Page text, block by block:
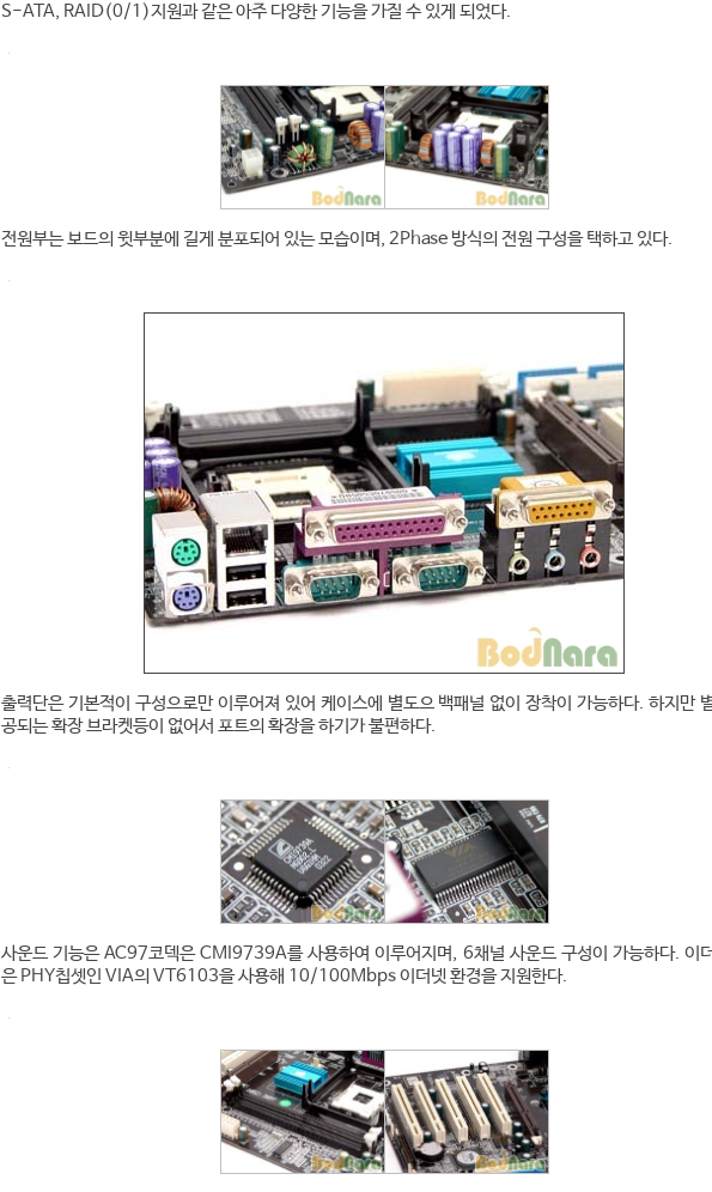
S-ATA, RAID(0/1)지원과 같은 아주 다양한 기능을 가질 수 있게 되었다.
전원부는 보드의 윗부분에 길게 분포되어 있는 모습이며, 2Phase 방식의 전원 구성을 택하고 있다.
출력단은 기본적이 구성으로만 이루어져 있어 케이스에 별도으 백패널 없이 장착이 가능하다. 하지만
공되는 확장 브라켓등이 없어서 포트의 확장을 하기가 불편하다.
사운드 기능은 AC97코덱은 CMI9739A를 사용하여 이루어지며, 6채널 사운드 구성이 가능하다. 이
은 PHY칩셋인 VIA의 VT6103을 사용해 10/100Mbps 이더넷 환경을 지원한다.